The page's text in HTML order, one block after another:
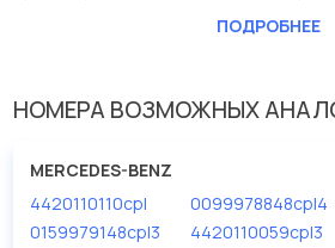
У данной детали есть аналоги с
в большом ассортименте.
Мы продаем сертифицированные
дисковые с гарантией от
ПОДРОБНЕЕ
НОМЕРА ВОЗМОЖНЫХ
MERCEDES-BENZ
4420110110cpl
0099978848cpl4
0159979148cpl3
4420110059cpl3